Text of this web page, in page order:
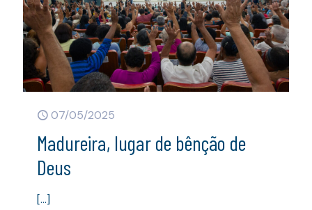
07/05/2025
Madureira, lugar de bênção de
Deus
[…]